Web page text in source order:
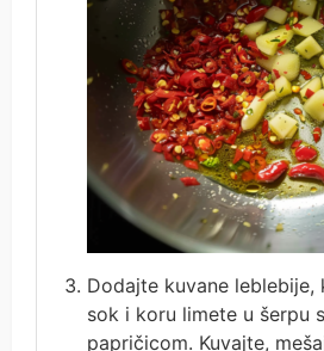
Dodajte kuvane leblebije,
sok i koru limete u šerpu
papričicom. Kuvajte,